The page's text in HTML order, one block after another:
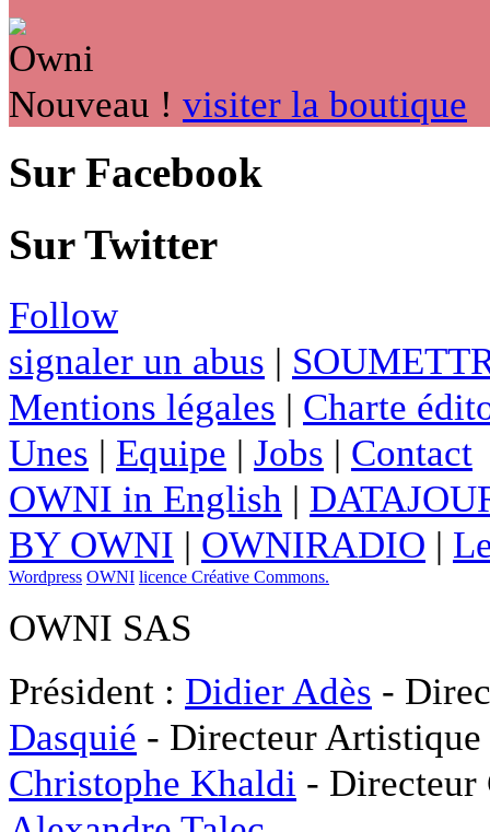
Nouveau ! visiter la boutique
Sur Facebook
Sur Twitter
Follow
signaler un abus |
Mentions légales | Charte
Unes | Equipe | Jobs | Contact
OWNI in English |
BY OWNI | OWNIRADIO |
Wordpress OWNI licence Créative Commons.
OWNI SAS
Président : Didier Adès -
Dasquié - Directeur
Christophe Khaldi -